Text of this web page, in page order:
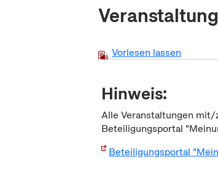
Vorlesen lassen
Hinweis:
Alle Veranstaltungen
Beteiligungsportal
Beteiligungsportal